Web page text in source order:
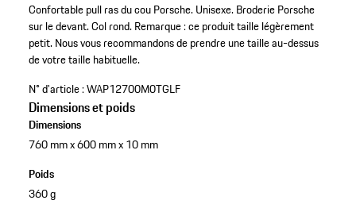
Confortable pull ras du cou Porsche. Unisexe. Broderie Porsche
sur le devant.Col rond. Remarque : ce produit taille légèrement
petit. Nous vous recommandons de prendre une taille au-dessus
de votre taille habituelle.
N° d'article :WAP12700M0TGLF
Dimensions et poids
Dimensions
760 mm x 600 mm x 10 mm
Poids
360 g